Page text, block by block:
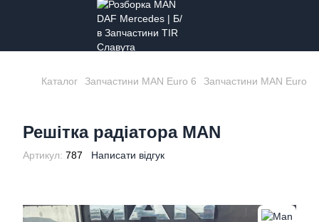
Каталог Запчастини MAN Euro 6 Запчастини MAN Euro 6
Решітка радіатора MAN
Артикул: 787 Написати відгук